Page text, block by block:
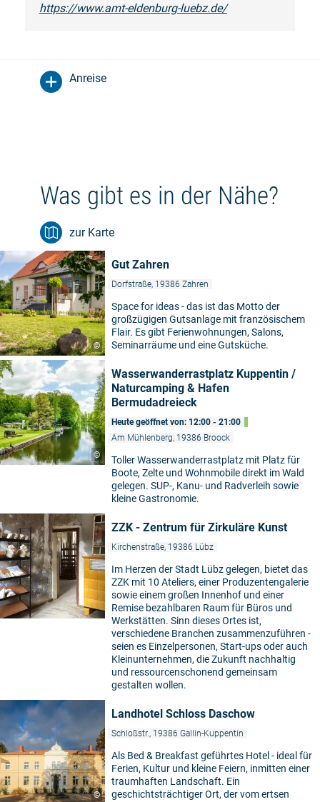
https://www.amt-eldenburg-luebz.de/
Anreise
Was gibt es in der Nähe?
zur Karte
©
Gut Zahren
Dorfstraße, 19386 Zahren
Space for ideas - das ist das Motto der
großzügigen Gutsanlage mit französischem
Flair. Es gibt Ferienwohnungen, Salons,
Seminarräume und eine Gutsküche.
©
Wasserwanderrastplatz Kuppentin /
Naturcamping & Hafen
Bermudadreieck
Heute geöffnet von: 12:00 - 21:00
Am Mühlenberg, 19386 Broock
Toller Wasserwanderrastplatz mit Platz für
Boote, Zelte und Wohnmobile direkt im Wald
gelegen. SUP-, Kanu- und Radverleih sowie
kleine Gastronomie.
ZZK - Zentrum für Zirkuläre Kunst
Kirchenstraße, 19386 Lübz
Im Herzen der Stadt Lübz gelegen, bietet das
ZZK mit 10 Ateliers, einer Produzentengalerie
sowie einem großen Innenhof und einer
Remise bezahlbaren Raum für Büros und
Werkstätten. Sinn dieses Ortes ist,
verschiedene Branchen zusammenzuführen -
seien es Einzelpersonen, Start-ups oder auch
Kleinunternehmen, die Zukunft nachhaltig
und ressourcenschonend gemeinsam
gestalten wollen.
©
Landhotel Schloss Daschow
Schloßstr., 19386 Gallin-Kuppentin
Als Bed & Breakfast geführtes Hotel - ideal für
Ferien, Kultur und kleine Feiern, inmitten einer
traumhaften Landschaft. Ein
geschichtsträchtiger Ort, der vom ertsen